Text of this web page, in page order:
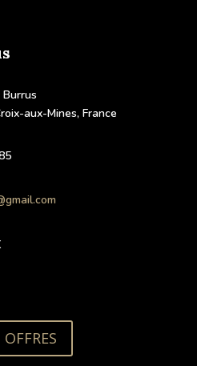
aux-Mines, France